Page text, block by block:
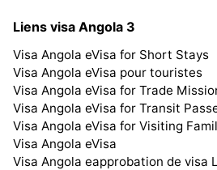
Liens visa Angola 3
Visa Angola eVisa for Short Stays
Visa Angola eVisa pour touristes
Visa Angola eVisa for Trade
Visa Angola eVisa for Transit
Visa Angola eVisa for Visiting
Visa Angola eVisa
Visa Angola eapprobation de visa